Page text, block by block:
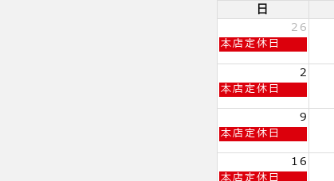
日
26
日
曜
日,
7
月
26th
本店定休日
2
日
曜
8
月
2nd
本店定休日
9
日
曜
8
本店定休日
16
日